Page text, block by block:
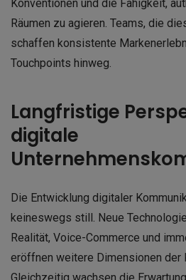
Konventionen und die Fähigkeit,
Räumen zu agieren. Teams, die
schaffen konsistente
Touchpoints hinweg.
Langfristige
digitale
Die Entwicklung digitaler
keineswegs still. Neue
Realität, Voice-Commerce und
eröffnen weitere Dimensionen der